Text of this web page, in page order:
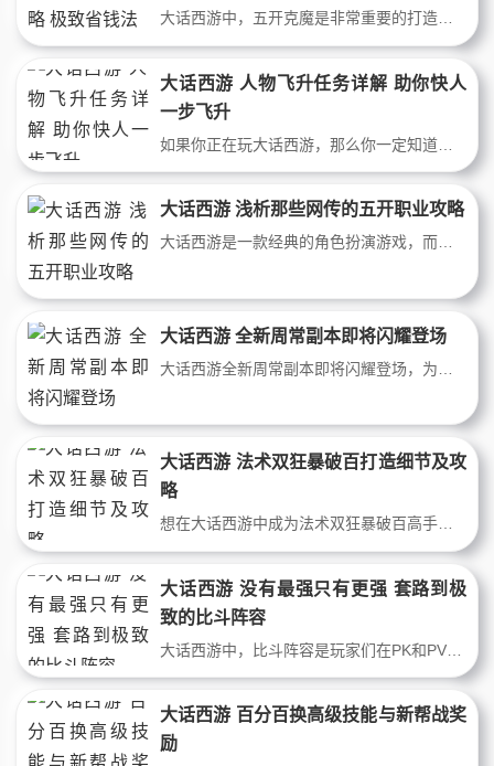
大话西游中，五开克魔是非常重要的打造方式，但是需要消耗大量的金币和物品。如何在省钱的前提下完成五开克魔成为了众多玩家关注的问题。本文将为您详细介绍五开克魔的打造攻略和极致省钱法，帮助您轻松完成五开克魔，节省游戏成本。今天给大家分享一位经验丰富的玩家的克魔打造攻略，希望能够对您打造克魔的过程有所帮助，
大话西游 人物飞升任务详解 助你快人
一步飞升
大话西游 浅析那些网传的五开职业攻略
大话西游是一款经典的角色扮演游戏，而网传的五开职业攻略更是备受玩家关注。但是，这些攻略是否真的可行？本文将对这些攻略进行浅析，为广大玩家提供有益的帮助和指导。在阅读本文之后，您将掌握更多的游戏技巧和策略，更好地享受大话西游的游戏乐趣。许多五开玩家最关心的问题是如何提高收益，而不是像一些神豪玩家一样拥
大话西游 全新周常副本即将闪耀登场
大话西游 法术双狂暴破百打造细节及攻
略
想在大话西游中成为法术双狂暴破百高手？那么必须熟知打造细节及攻略。本文将为你详细介绍如何使用技能、装备、宠物等方面的策略，帮你在游戏中快速提升实力。跟着我们一起来学习！大家好，今天我要分享一下超级大仙，法术和狂暴双属性的攻略。需要注意的是，这个攻略的前提是拥有克制、忽视、强化法术和敏捷属性等全部属性
大话西游 没有最强只有更强 套路到极
致的比斗阵容
大话西游 百分百换高级技能与新帮战奖
励